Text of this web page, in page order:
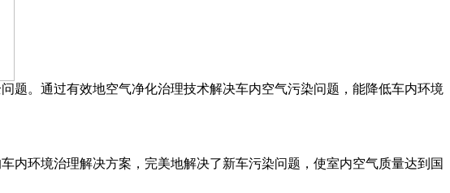
。通过有效地空气净化治理技术解决车内空气污染问题，能降低车内环境
环境治理解决方案，完美地解决了新车污染问题，使室内空气质量达到国